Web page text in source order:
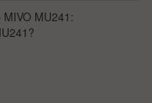
MIVO MU241:
?